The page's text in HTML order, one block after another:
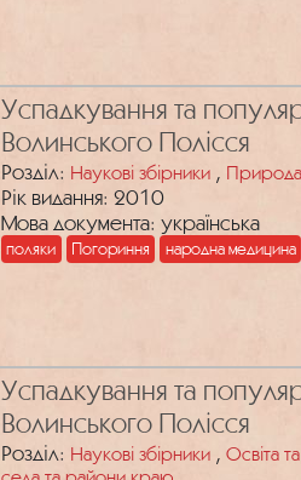
Успадкування та
Волинського Полісся
Розділ: Наукові збірники ,
Рік видання: 2010
Мова документа: українська
поляки Погориння народна медицина
Успадкування та
Волинського Полісся
Розділ: Наукові збірники , Освіта